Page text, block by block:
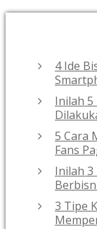
4 Ide
Inilah 5
5 Cara
Fans
Inilah 3
3 Tipe